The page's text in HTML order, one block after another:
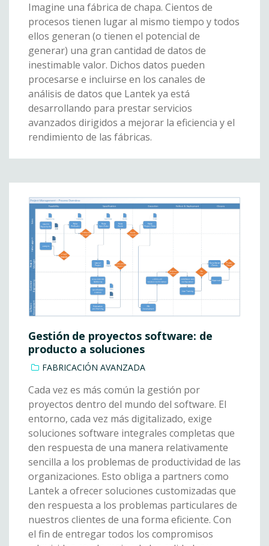
Imagine una fábrica de chapa. Cientos de
procesos tienen lugar al mismo tiempo y todos
ellos generan (o tienen el potencial de
generar) una gran cantidad de datos de
inestimable valor. Dichos datos pueden
procesarse e incluirse en los canales de
análisis de datos que Lantek ya está
desarrollando para prestar servicios
avanzados dirigidos a mejorar la eficiencia y el
rendimiento de las fábricas.
Gestión de proyectos software: de
producto a soluciones
FABRICACIÓN AVANZADA
Cada vez es más común la gestión por
proyectos dentro del mundo del software. El
entorno, cada vez más digitalizado, exige
soluciones software integrales completas que
den respuesta de una manera relativamente
sencilla a los problemas de productividad de las
organizaciones. Esto obliga a partners como
Lantek a ofrecer soluciones customizadas que
den respuesta a los problemas particulares de
nuestros clientes de una forma eficiente. Con
el fin de entregar todos los compromisos